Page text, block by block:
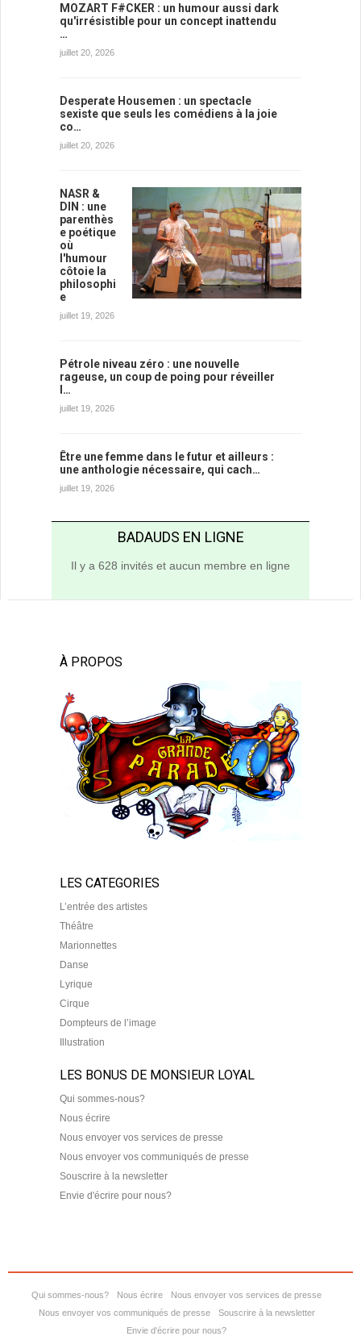
MOZART F#CKER : un humour aussi dark
qu'irrésistible pour un concept inattendu
…
juillet 20, 2026
Desperate Housemen : un spectacle
sexiste que seuls les comédiens à la joie
co…
juillet 20, 2026
NASR &
DIN : une
parenthès
e poétique
où
l'humour
côtoie la
philosophi
e
juillet 19, 2026
Pétrole niveau zéro : une nouvelle
rageuse, un coup de poing pour réveiller
l…
juillet 19, 2026
Être une femme dans le futur et ailleurs :
une anthologie nécessaire, qui cach…
juillet 19, 2026
BADAUDS EN LIGNE
Il y a 628 invités et aucun membre en ligne
À PROPOS
LES CATEGORIES
L’entrée des artistes
Théâtre
Marionnettes
Danse
Lyrique
Cirque
Dompteurs de l’image
Illustration
LES BONUS DE MONSIEUR LOYAL
Qui sommes-nous?
Nous écrire
Nous envoyer vos services de presse
Nous envoyer vos communiqués de presse
Souscrire à la newsletter
Envie d'écrire pour nous?
Qui sommes-nous? Nous écrire
Nous envoyer vos services de presse
Nous envoyer vos communiqués de presse
Souscrire à la newsletter
Envie d'écrire pour nous?